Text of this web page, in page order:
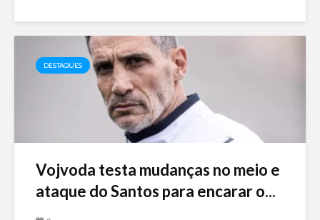
DESTAQUES
Vojvoda testa mudanças no meio e
ataque do Santos para encarar o...